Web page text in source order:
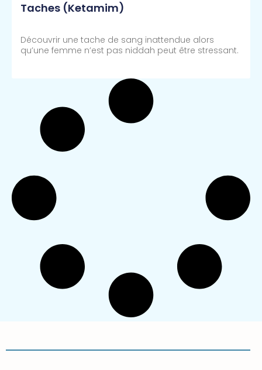
Taches (Ketamim)
Découvrir une tache de sang inattendue alors
qu’une femme n’est pas niddah peut être stressant.